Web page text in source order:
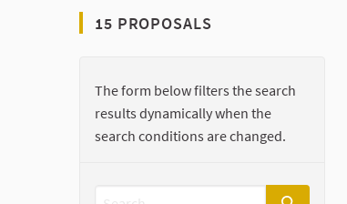
15 PROPOSALS
The form below filters the search
results dynamically when the
search conditions are changed.